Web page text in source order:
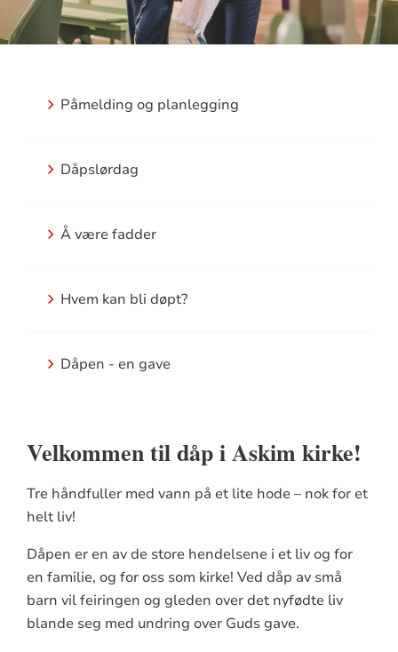
Snarveier
Påmelding og planlegging
Dåpslørdag
Å være fadder
Hvem kan bli døpt?
Dåpen - en gave
Velkommen til dåp i Askim kirke!
Tre håndfuller med vann på et lite hode – nok for et
helt liv!
Dåpen er en av de store hendelsene i et liv og for
en familie, og for oss som kirke! Ved dåp av små
barn vil feiringen og gleden over det nyfødte liv
blande seg med undring over Guds gave.